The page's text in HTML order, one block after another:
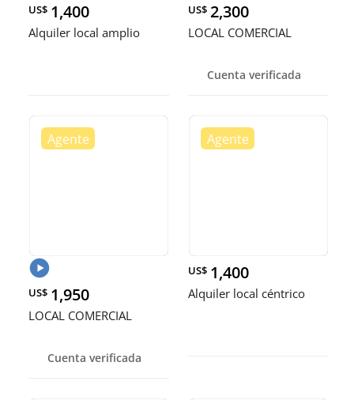
US$ 1,400
Alquiler local amplio
US$ 2,300
LOCAL COMERCIAL
Cuenta verificada
US$ 1,950
LOCAL COMERCIAL
Cuenta verificada
US$ 1,400
Alquiler local céntrico